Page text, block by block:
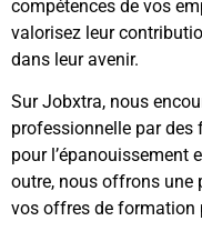
compétences de vos
valorisez leur
dans leur avenir.
Sur Jobxtra, nous
professionnelle par
pour l’épanouissement
outre, nous offrons une
vos offres de formation